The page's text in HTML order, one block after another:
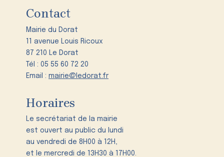
Contact
Mairie du Dorat
11 avenue Louis Ricoux
87 210 Le Dorat
Tél : 05 55 60 72 20
Email : mairie@ledorat.fr
Horaires
Le secrétariat de la mairie
est ouvert au public du lundi
au vendredi de 8H00 à 12H,
et le mercredi de 13H30 à 17H00.